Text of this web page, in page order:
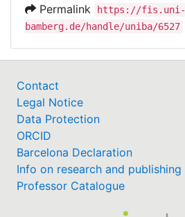
Permalink
https://fis.uni-
bamberg.de/handle/uniba/6527
Contact
Legal Notice
Data Protection
ORCID
Barcelona Declaration
Info on research and publishing
Professor Catalogue